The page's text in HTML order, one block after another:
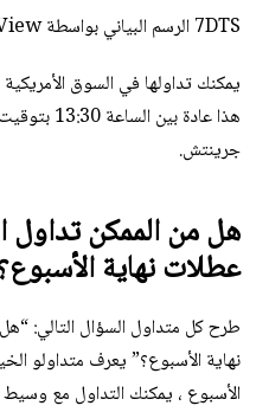
7DTS الرسم البياني بواسطة TradingView
يمكنك تداولها في السوق
جرينتش.
هل من الممكن تداول
عطلات نهاية
طرح كل متداول السؤال التالي:
نهاية الأسبوع؟” يعرف متداولو
الأسبوع ، يمكنك التداول مع